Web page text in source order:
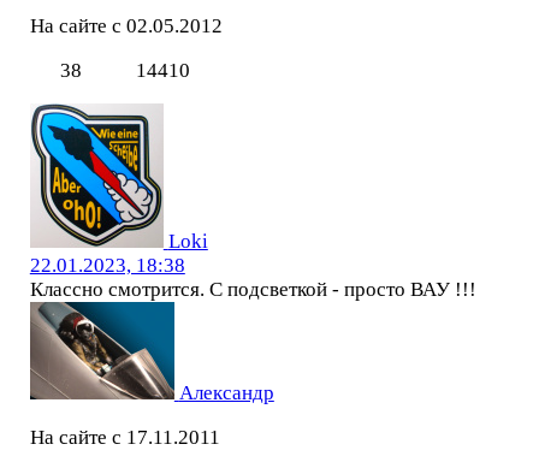
На сайте с 02.05.2012
38
14410
Loki
22.01.2023, 18:38
Классно смотрится. С подсветкой - просто ВАУ !!!
Александр
На сайте с 17.11.2011